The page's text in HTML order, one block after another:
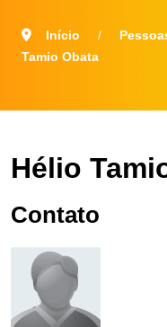
Início
Tamio Obata
Hélio
Contato